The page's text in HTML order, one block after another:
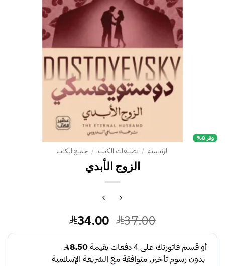
وفر 8%
الرئيسية / تصنيفات الكتب / جميع الكتب
الزوج الأبدي
37.00 السعر
الأصلي
هو:
37.00.
34.00 السعر
الحالي
هو:
34.00.